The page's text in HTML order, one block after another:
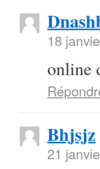
18
online
Bhjsjz
21